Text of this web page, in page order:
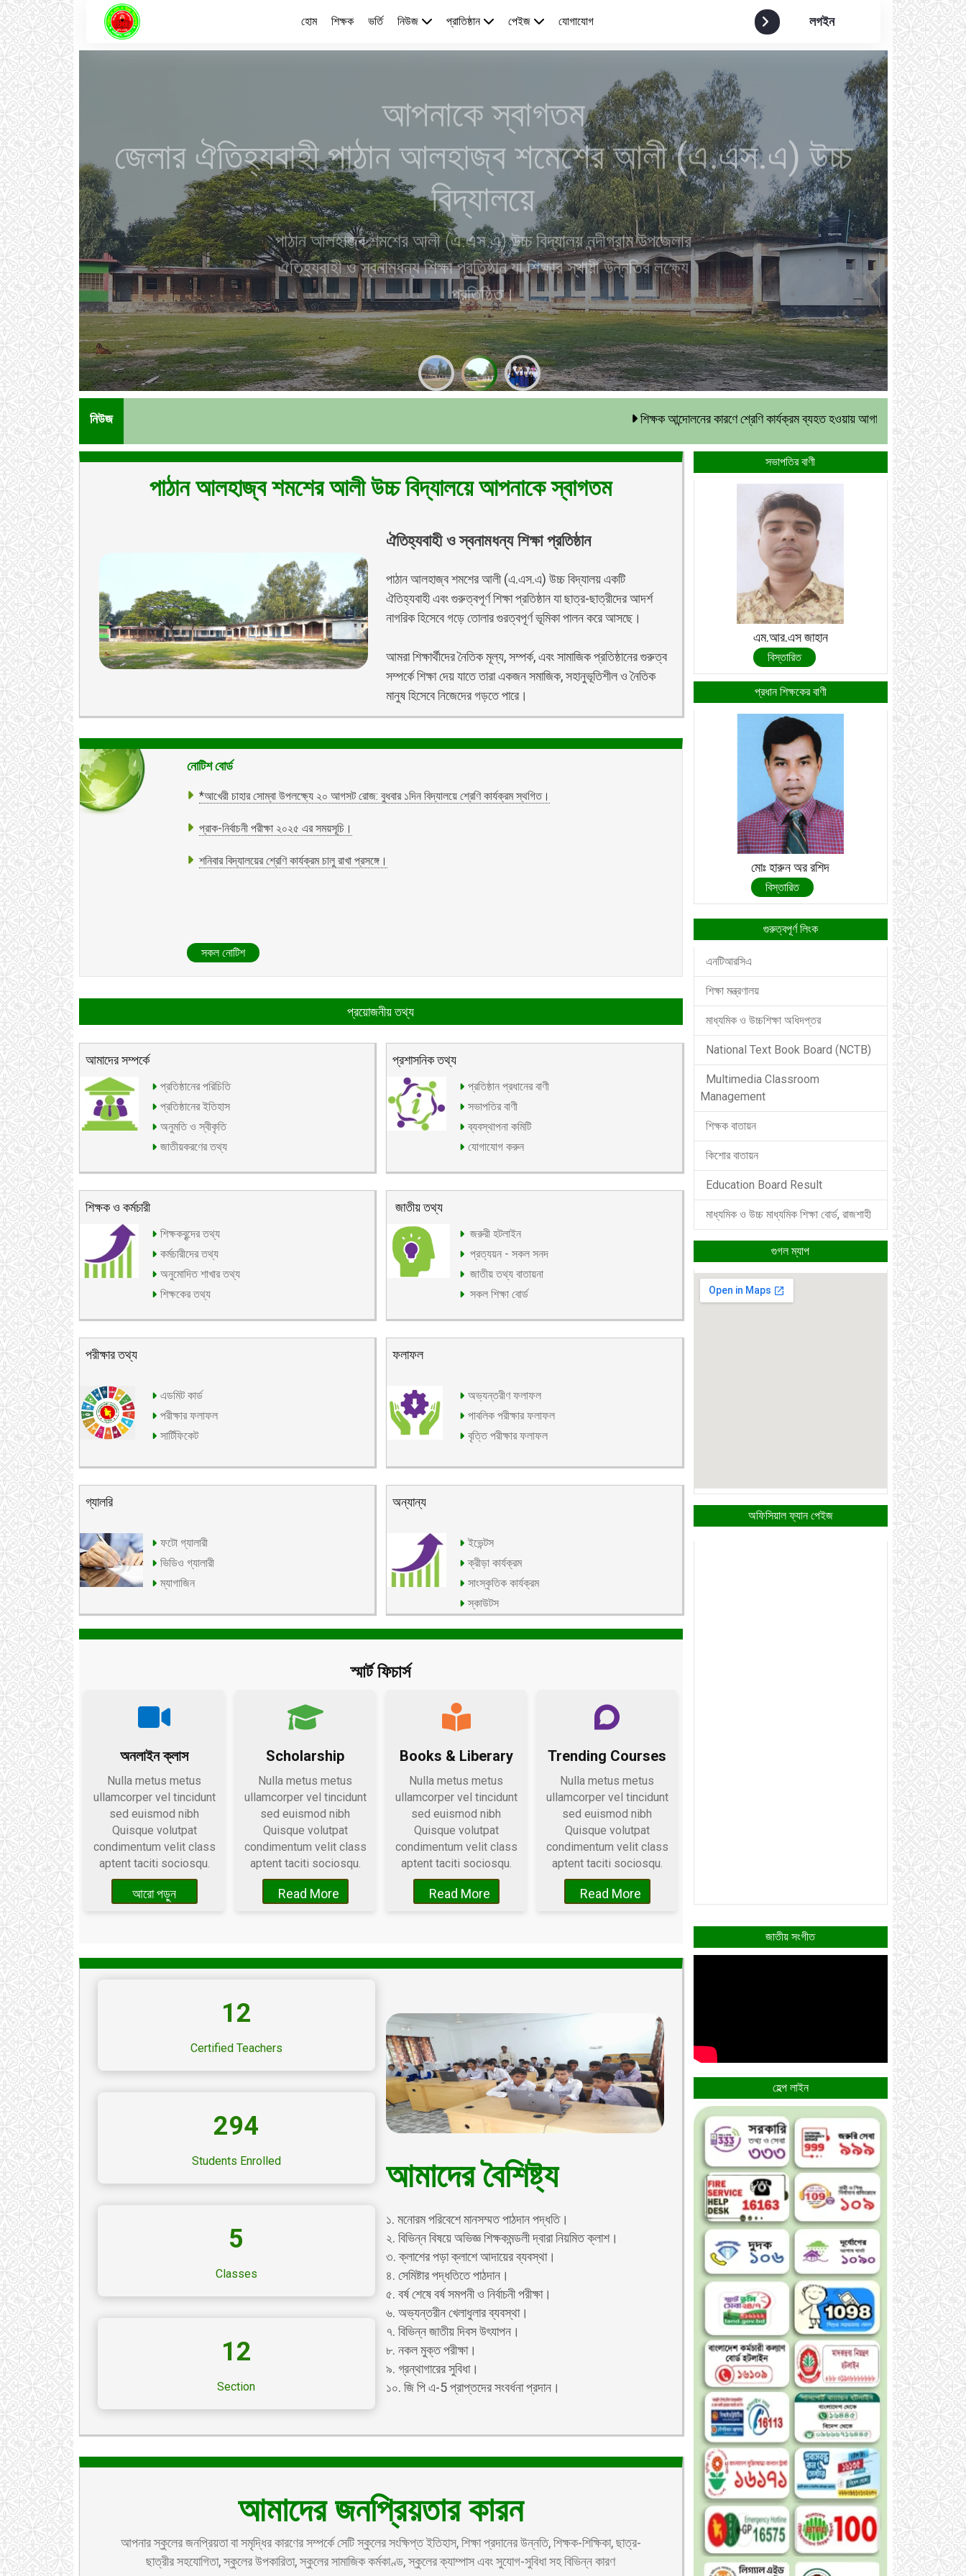
হোম শিক্ষক ভর্তি নিউজ প্রাতিষ্ঠান পেইজ যোগাযোগ লগইন
আপনাকে স্বাগতম
জেলার ঐতিহ্যবাহী পাঠান আলহাজ্ব শমেশের আলী (এ.এস.এ) উচ্চ
বিদ্যালয়ে
পাঠান আলহাজ্ব শমশের আলী (এ.এস.এ) উচ্চ বিদ্যালয় নন্দীগ্রাম উপজেলার
ঐতিহ্যবাহী ও স্বনামধন্য শিক্ষা প্রতিষ্ঠান যা শিক্ষার স্থায়ী উন্নতির লক্ষ্যে
প্রতিষ্ঠিত।
যোগাযোগ ভর্তি
নিউজ শিক্ষক আন্দোলনের কারণে শ্রেণি কার্যক্রম ব্যহত হওয়ায় আগামী ২৫ অক্টোবর ২০২৫খ্রি. থেকে বার্ষিক
পাঠান আলহাজ্ব শমশের আলী উচ্চ বিদ্যালয়ে আপনাকে স্বাগতম
ঐতিহ্যবাহী ও স্বনামধন্য শিক্ষা প্রতিষ্ঠান
পাঠান আলহাজ্ব শমশের আলী (এ.এস.এ) উচ্চ বিদ্যালয় একটি
ঐতিহ্যবাহী এবং গুরুত্বপূর্ণ শিক্ষা প্রতিষ্ঠান যা ছাত্র-ছাত্রীদের আদর্শ
নাগরিক হিসেবে গড়ে তোলার গুরত্বপূর্ণ ভূমিকা পালন করে আসছে।
আমরা শিক্ষার্থীদের নৈতিক মূল্য, সম্পর্ক, এবং সামাজিক প্রতিষ্ঠানের গুরুত্ব
সম্পর্কে শিক্ষা দেয় যাতে তারা একজন সমাজিক, সহানুভূতিশীল ও নৈতিক
মানুষ হিসেবে নিজেদের গড়তে পারে।
নোটিশ বোর্ড
*আখেরী চাহার সোম্বা উপলক্ষ্যে ২০ আগসট রোজ: বুধবার ১দিন বিদ্যালয়ে শ্রেণি কার্যক্রম স্থগিত।
সকল নোটিশ
প্রয়োজনীয় তথ্য
আমাদের সম্পর্কে
প্রতিষ্ঠানের পরিচিতি
প্রতিষ্ঠানের ইতিহাস
অনুমতি ও স্বীকৃতি
জাতীয়করণের তথ্য
প্রশাসনিক তথ্য
প্রতিষ্ঠান প্রধানের বাণী
সভাপতির বাণী
ব্যবস্থাপনা কমিটি
যোগাযোগ করুন
শিক্ষক ও কর্মচারী
শিক্ষকবৃন্দের তথ্য
কর্মচারীদের তথ্য
অনুমোদিত শাখার তথ্য
শিক্ষকের তথ্য
জাতীয় তথ্য
জরুরী হটলাইন
প্রত্যয়ন - সকল সনদ
জাতীয় তথ্য বাতায়না
সকল শিক্ষা বোর্ড
পরীক্ষার তথ্য
এডমিট কার্ড
পরীক্ষার ফলাফল
সার্টিফিকেট
ফলাফল
অভ্যন্তরীণ ফলাফল
পাবলিক পরীক্ষার ফলাফল
বৃত্তি পরীক্ষার ফলাফল
গ্যালরি
ফটো গ্যালারী
ভিডিও গ্যালারী
ম্যাগাজিন
অন্যান্য
ইভেন্টস
ক্রীড়া কার্যক্রম
সাংস্কৃতিক কার্যক্রম
স্কাউটস
স্মার্ট ফিচার্স
অনলাইন ক্লাস
Nulla metus metus
ullamcorper vel tincidunt
sed euismod nibh
Quisque volutpat
condimentum velit class
aptent taciti sociosqu.
আরো পড়ুন
Scholarship
Nulla metus metus
ullamcorper vel tincidunt
sed euismod nibh
Quisque volutpat
condimentum velit class
aptent taciti sociosqu.
Read More
Books & Liberary
Nulla metus metus
ullamcorper vel tincidunt
sed euismod nibh
Quisque volutpat
condimentum velit class
aptent taciti sociosqu.
Read More
Trending Courses
Nulla metus metus
ullamcorper vel tincidunt
sed euismod nibh
Quisque volutpat
condimentum velit class
aptent taciti sociosqu.
Read More
12
Certified Teachers
294
Students Enrolled
5
Classes
12
Section
আমাদের বৈশিষ্ট্য
১. মনোরম পরিবেশে মানসম্মত পাঠদান পদ্ধতি।
২. বিভিন্ন বিষয়ে অভিজ্ঞ শিক্ষকমন্ডলী দ্বারা নিয়মিত ক্লাশ।
৩. ক্লাশের পড়া ক্লাশে আদায়ের ব্যবস্থা।
৪. সেমিষ্টার পদ্ধতিতে পাঠদান।
৫. বর্ষ শেষে বর্ষ সমপনী ও নির্বাচনী পরীক্ষা।
৬. অভ্যন্তরীন খেলাধুলার ব্যবস্থা।
৭. বিভিন্ন জাতীয় দিবস উৎযাপন।
৮. নকল মুক্ত পরীক্ষা।
৯. গ্রন্থাগারের সুবিধা।
১০. জি পি এ-5 প্রাপ্তদের সংবর্ধনা প্রদান।
আমাদের জনপ্রিয়তার কারন
আপনার স্কুলের জনপ্রিয়তা বা সমৃদ্ধির কারণের সম্পর্কে সেটি স্কুলের সংক্ষিপ্ত ইতিহাস, শিক্ষা প্রদানের উন্নতি, শিক্ষক-শিক্ষিকা, ছাত্র-
ছাত্রীর সহযোগিতা, স্কুলের উপকারিতা, স্কুলের সামাজিক কর্মকাণ্ড, স্কুলের ক্যাম্পাস এবং সুযোগ-সুবিধা সহ বিভিন্ন কারণ
সভাপতির বাণী
এম.আর.এস জাহান
বিস্তারিত
প্রধান শিক্ষকের বাণী
মোঃ হারুন অর রশিদ
বিস্তারিত
গুরুত্বপূর্ণ লিংক
এনটিআরসিএ
শিক্ষা মন্ত্রণালয়
মাধ্যমিক ও উচ্চশিক্ষা অধিদপ্তর
National Text Book Board (NCTB)
Multimedia Classroom
Management
শিক্ষক বাতায়ন
কিশোর বাতায়ন
Education Board Result
মাধ্যমিক ও উচ্চ মাধ্যমিক শিক্ষা বোর্ড, রাজশাহী
গুগল ম্যাপ
অফিসিয়াল ফ্যান পেইজ
জাতীয় সংগীত
হেল্প লাইন